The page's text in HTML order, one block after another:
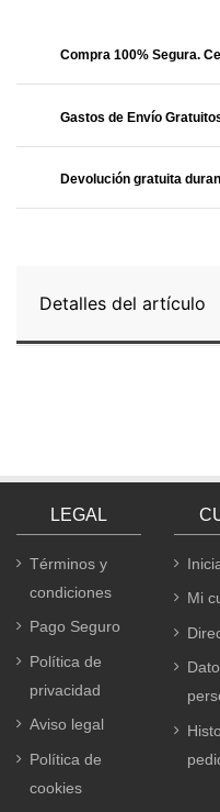
Compra 100% Segura.
Gastos de Envío
Devolución gratuita
Detalles del artículo
LEGAL
Términos y
condiciones
Pago Seguro
Política de
privacidad
Aviso legal
Política de
cookies
Mi